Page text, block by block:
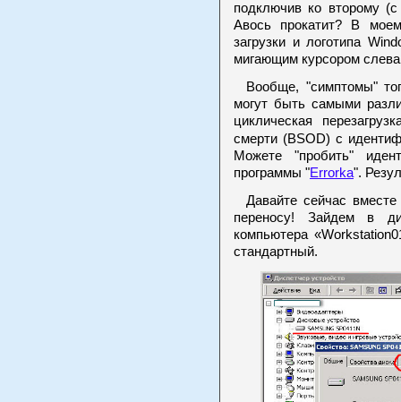
подключив ко второму
Авось прокатит? В
загрузки и логотипа
мигающим курсором
Вообще, "симптомы"
могут быть самыми
циклическая
смерти (BSOD) с
Можете "пробить"
программы "Errorka".
Давайте сейчас вместе
переносу! Зайдем в
компьютера
стандартный.